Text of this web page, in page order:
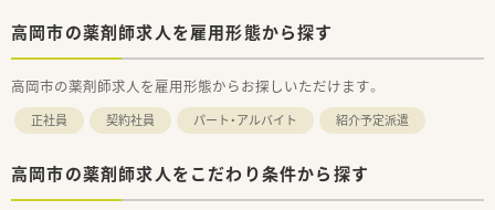
ポートなど、多種多様な福利厚生が用意されている点です。
高岡市の薬剤師求人を雇用形態から探す
高岡市の薬剤師求人を雇用形態からお探しいただけます。
正社員 契約社員 パート・アルバイト 紹介予定派遣
高岡市の薬剤師求人をこだわり条件から探す